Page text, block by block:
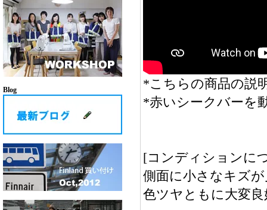
Blog
*こちらの商品の説
*赤いシークバーを
[コンディションに
側面に小さなキズ
色ツヤともに大変